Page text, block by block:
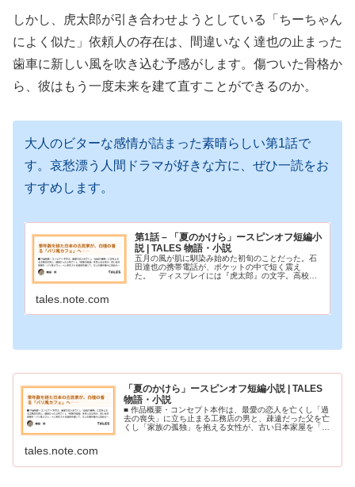
しかし、虎太郎が引き合わせようとしている「ちーちゃん
によく似た」依頼人の存在は、間違いなく達也の止まった
歯車に新しい風を吹き込む予感がします。傷ついた骨格か
ら、彼はもう一度未来を建て直すことができるのか。
大人のビターな感情が詰まった素晴らしい第1話で
す。哀愁漂う人間ドラマが好きな方に、ぜひ一読をお
すすめします。
第1話 – 「夏のかけら」ースピンオフ短編小
説 | TALES 物語・小説
五月の風が肌に馴染み始めた初旬のことだった。石
田達也の携帯電話が、ポケットの中で短く震え
た。 ディスプレイには『虎太郎』の文字。高校時
tales.note.com
「夏のかけら」ースピンオフ短編小説 | TALES
物語・小説
■ 作品概要・コンセプト本作は、最愛の恋人を亡くし「過
去の喪失」に立ち止まる工務店の男と、疎遠だった父を亡
くし「家族の孤独」を抱える女性が、古い日本家屋を「バ
tales.note.com